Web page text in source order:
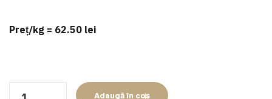
Preț/kg = 62.50 lei
Adaugă în coș